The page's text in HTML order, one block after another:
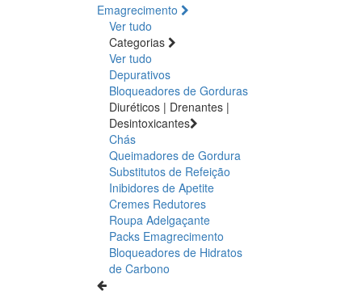
Emagrecimento
Ver tudo
Categorias
Ver tudo
Depurativos
Bloqueadores de Gorduras
Diuréticos | Drenantes |
Desintoxicantes
Chás
Queimadores de Gordura
Substitutos de Refeição
Inibidores de Apetite
Cremes Redutores
Roupa Adelgaçante
Packs Emagrecimento
Bloqueadores de Hidratos
de Carbono